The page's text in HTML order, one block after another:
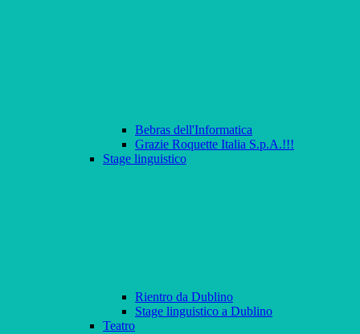
Bebras dell'Informatica
Grazie Roquette Italia S.p.A.!!!
Stage linguistico
Rientro da Dublino
Stage linguistico a Dublino
Teatro